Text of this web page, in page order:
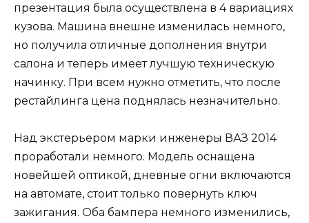
презентация была осуществлена в 4 вариациях
кузова. Машина внешне изменилась немного,
но получила отличные дополнения внутри
салона и теперь имеет лучшую техническую
начинку. При всем нужно отметить, что после
рестайлинга цена поднялась незначительно.
Над экстерьером марки инженеры ВАЗ 2014
проработали немного. Модель оснащена
новейшей оптикой, дневные огни включаются
на автомате, стоит только повернуть ключ
зажигания. Оба бампера немного изменились,